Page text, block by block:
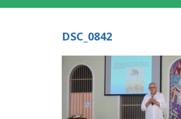
DSC_0842